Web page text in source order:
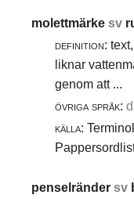
molettmärkesv
definition:
liknar
genom att ...
övriga språk:
källa:
penselrändersv